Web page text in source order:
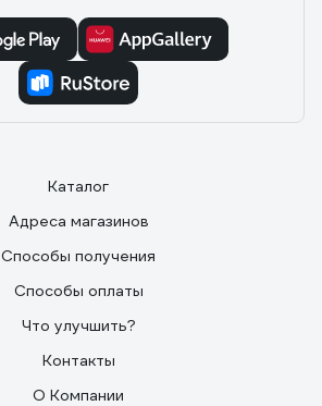
Каталог
Адреса магазинов
Способы получения
Способы оплаты
Что улучшить?
Контакты
О Компании